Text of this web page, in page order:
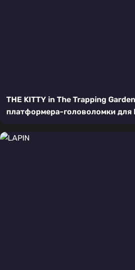
THE KITTY in The Trapping
платформера-головоломки для